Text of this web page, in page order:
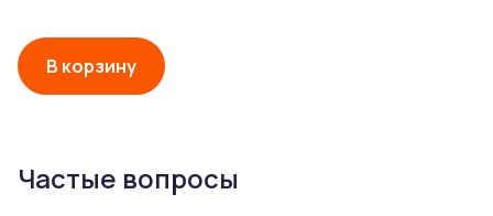
В корзину
Частые вопросы